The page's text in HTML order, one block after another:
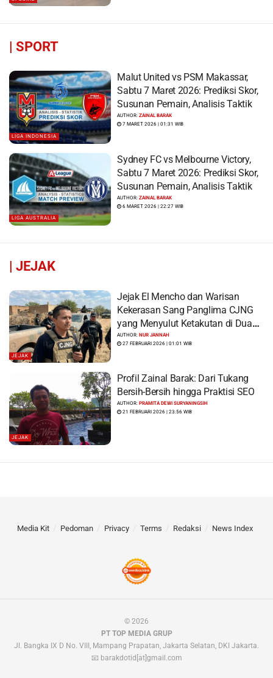
| SPORT
LIGA INDONESIA
Malut United vs PSM Makassar,
Sabtu 7 Maret 2026: Prediksi Skor,
Susunan Pemain, Analisis Taktik
AUTHOR:ZAINAL BARAK
7 MARET 2026 | 01:31 WIB
LIGA AUSTRALIA
Sydney FC vs Melbourne Victory,
Sabtu 7 Maret 2026: Prediksi Skor,
Susunan Pemain, Analisis Taktik
AUTHOR:ZAINAL BARAK
6 MARET 2026 | 22:27 WIB
| JEJAK
JEJAK
Jejak El Mencho dan Warisan
Kekerasan Sang Panglima CJNG
yang Menyulut Ketakutan di Dua
Benua
AUTHOR:NUR JANNAH
27 FEBRUARI 2026 | 01:01 WIB
JEJAK
Profil Zainal Barak: Dari Tukang
Bersih-Bersih hingga Praktisi SEO
AUTHOR:PRAMITA DEWI SURYANINGSIH
21 FEBRUARI 2026 | 23:56 WIB
Media Kit Pedoman Privacy Terms Redaksi News Index
© 2026
PT TOP MEDIA GRUP
Jl. Bangka IX D No. VIII, Mampang Prapatan, Jakarta Selatan, DKI Jakarta.
📧 barakdotid[at]gmail.com